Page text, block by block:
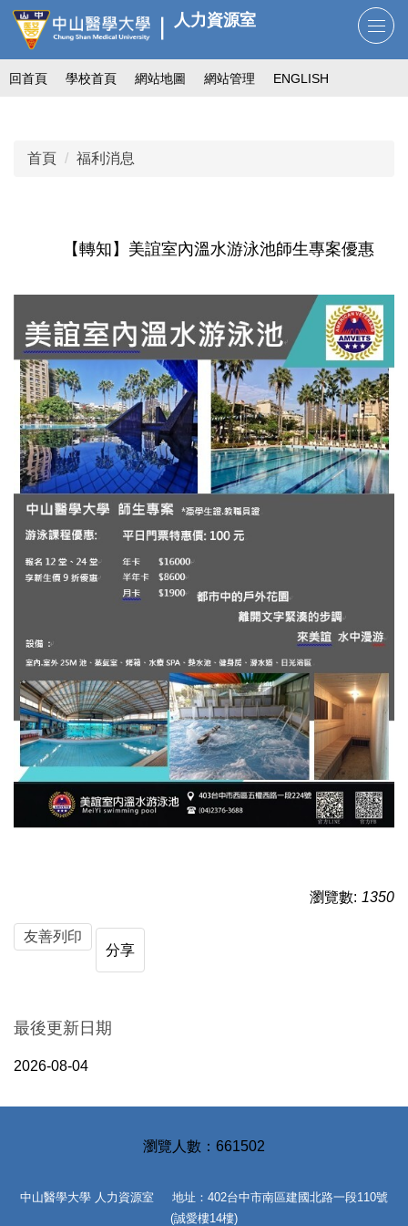
跳
到
主
要
人力資源室
回首頁 學校首頁 網站地圖 網站管理 ENGLISH
首頁 福利消息
【轉知】美誼室內溫水游泳池師生專案優惠
瀏覽數: 1350
友善列印
分享
最後更新日期
2026-08-04
661502
中山醫學大學 人力資源室 地址：402台中市南區建國北路一段110號
(誠愛樓14樓)